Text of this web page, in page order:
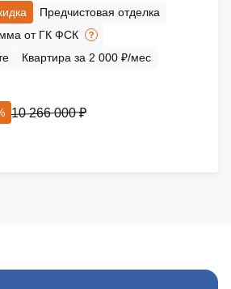
Предчистовая отделка
от ГК ФСК
Квартира за 2 000 ₽/мес
10 266 000 ₽